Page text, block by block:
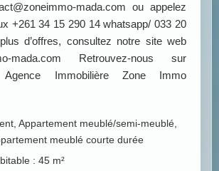
mada.com ou appelez
+261 34 15 290 14 whatsapp/ 033 20
d’offres, consultez notre site web
mada.com Retrouvez-nous sur
Immobilière Zone Immo
Appartement meublé/semi-meublé,
meublé courte durée
: 45 m²